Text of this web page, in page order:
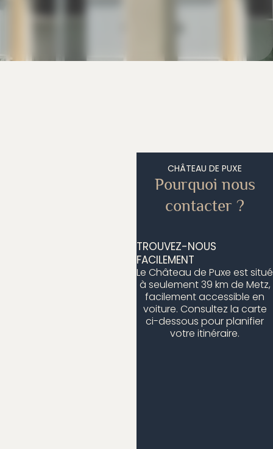
CHÂTEAU DE PUXE
Pourquoi nous
contacter ?
TROUVEZ-NOUS
FACILEMENT
Le Château de Puxe est situé
à seulement 39 km de Metz,
facilement accessible en
voiture. Consultez la carte
ci-dessous pour planifier
votre itinéraire.